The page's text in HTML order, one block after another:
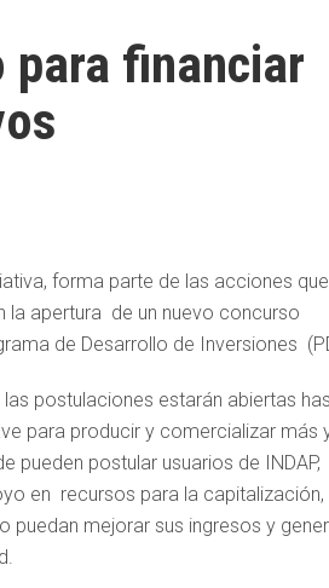
para financiar
forma parte de las acciones que
la apertura de un nuevo concurso
de Desarrollo de Inversiones
postulaciones estarán abiertas
para producir y comercializar más
postular usuarios de INDAP,
en recursos para la capitalización,
mejorar sus ingresos y